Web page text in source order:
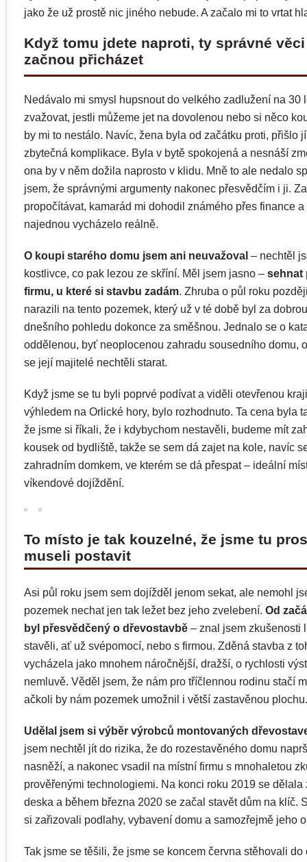
jako že už prostě nic jiného nebude. A začalo mi to vrtat
Když tomu jdete naproti, ty správné
začnou přicházet
Nedávalo mi smysl hupsnout do velkého zadlužení na 30
zvažovat, jestli můžeme jet na dovolenou nebo si něco
by mi to nestálo. Navíc, žena byla od začátku proti, přišlo
zbytečná komplikace. Byla v bytě spokojená a nesnáší
ona by v něm dožila naprosto v klidu. Mně to ale nedalo
jsem, že správnými argumenty nakonec přesvědčím i ji.
propočítávat, kamarád mi dohodil známého přes finance a
najednou vycházelo reálně.
O koupi starého domu jsem ani neuvažoval – nechtěl
kostlivce, co pak lezou ze skříní. Měl jsem jasno – sehnat
firmu, u které si stavbu zadám. Zhruba o půl roku
narazili na tento pozemek, který už v té době byl za
dnešního pohledu dokonce za směšnou. Jednalo se o
oddělenou, byť neoplocenou zahradu sousedního domu,
se její majitelé nechtěli starat.
Když jsme se tu byli poprvé podívat a viděli otevřenou
výhledem na Orlické hory, bylo rozhodnuto. Ta cena byla
že jsme si říkali, že i kdybychom nestavěli, budeme mít
kousek od bydliště, takže se sem dá zajet na kole, navíc
zahradním domkem, ve kterém se dá přespat – ideální
víkendové dojíždění.
To místo je tak kouzelné, že jsme tu
museli postavit
Asi půl roku jsem sem dojížděl jenom sekat, ale nemohl
pozemek nechat jen tak ležet bez jeho zvelebení. Od
byl přesvědčený o dřevostavbě – znal jsem zkušenosti
stavěli, ať už svépomocí, nebo s firmou. Zděná stavba z
vycházela jako mnohem náročnější, dražší, o rychlosti
nemluvě. Věděl jsem, že nám pro tříčlennou rodinu stačí
ačkoli by nám pozemek umožnil i větší zastavěnou plochu.
Udělal jsem si výběr výrobců montovaných
jsem nechtěl jít do rizika, že do rozestavěného domu
nasněží, a nakonec vsadil na místní firmu s mnohaletou
prověřenými technologiemi. Na konci roku 2019 se dělala
deska a během března 2020 se začal stavět dům na klíč.
si zařizovali podlahy, vybavení domu a samozřejmě jeho
Tak jsme se těšili, že jsme se koncem června stěhovali do